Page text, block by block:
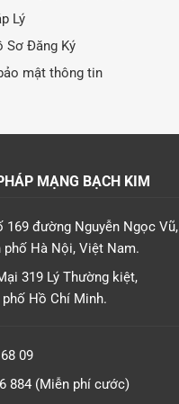
Lý
Sơ Đăng Ký
mật thông tin
MẠNG BẠCH KIM
169 đường Nguyễn Ngọc Vũ,
phố Hà Nội, Việt Nam.
319 Lý Thường kiệt,
Hồ Chí Minh.
09
884(Miễn phí cước)